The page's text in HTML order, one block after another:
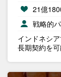
21億
戦略的
インドネシ
長期契約を